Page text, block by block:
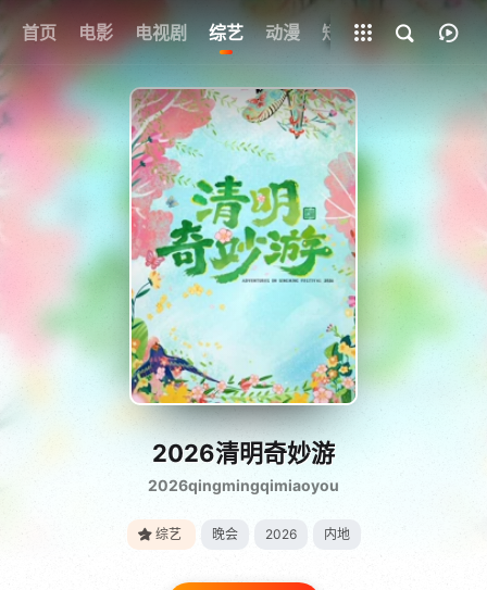
首页 电影 电视剧 综艺 动漫 短剧
全部影片
2026清明奇妙游
2026qingmingqimiaoyou
综艺 晚会 2026 内地